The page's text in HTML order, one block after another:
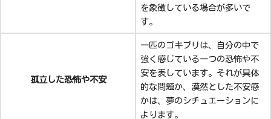
を象徴している場合が多いで
す。
孤立した恐怖や不安
一匹のゴキブリは、自分の中で
強く感じている一つの恐怖や不
安を表しています。それが具体
的な問題か、漠然とした不安感
かは、夢のシチュエーションに
よります。